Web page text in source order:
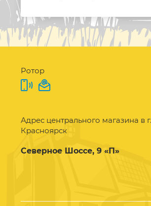
Ротор
Адрес центрального магазина в г.
Красноярск
Северное Шоссе, 9 «П»